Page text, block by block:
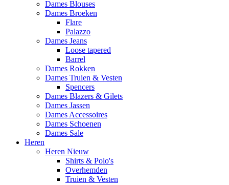
Dames Blouses
Dames Broeken
Flare
Palazzo
Dames Jeans
Loose tapered
Barrel
Dames Rokken
Dames Truien & Vesten
Spencers
Dames Blazers & Gilets
Dames Jassen
Dames Accessoires
Dames Schoenen
Dames Sale
Heren
Heren Nieuw
Shirts & Polo's
Overhemden
Truien & Vesten